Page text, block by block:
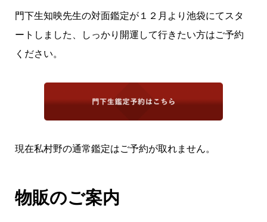
門下生知映先生の対面鑑定が１２月より池袋にてスタ
ートしました、しっかり開運して行きたい方はご予約
ください。
現在私村野の通常鑑定はご予約が取れません。
物販のご案内